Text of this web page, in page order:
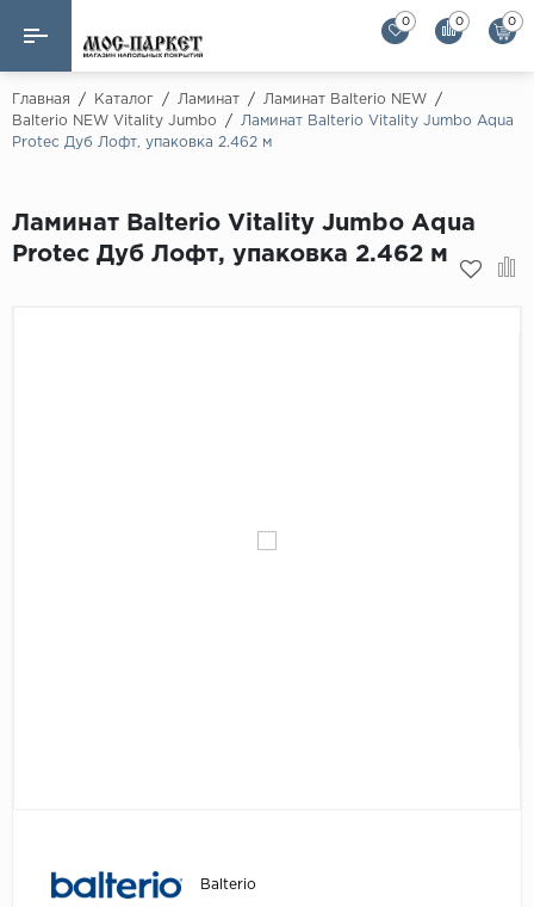
Назад
Ламинат
Назад
Alloc
Alpine Floor
Паркетная доска
0 0 0
Главная / Каталог / Ламинат / Ламинат Balterio NEW
/
Balterio NEW Vitality Jumbo
/
Ламинат Balterio Vitality Jumbo Aqua
Protec Дуб Лофт, упаковка 2.462 м
Ламинат Balterio Vitality Jumbo Aqua
Protec Дуб Лофт, упаковка 2.462 м
Balterio